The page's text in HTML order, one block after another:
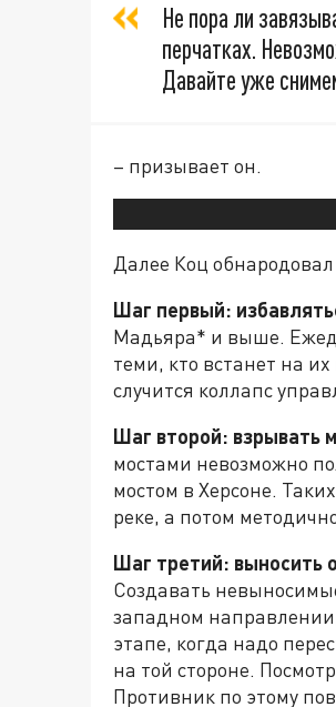
Не пора ли
перчатках.
Давайте уже
– призывает он.
Далее Коц
Шаг первый:
Мадьяра* и выше.
теми, кто встанет на
случится коллапс
Шаг второй: взрывать
мостами невозможно
мостом в Херсоне.
реке, а потом
Шаг третий: выносить
Создавать
западном
этапе, когда надо
на той стороне.
Противник по этому